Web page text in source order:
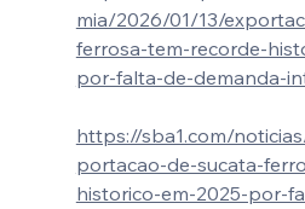
mia/2026/01/13/
ferrosa-tem-recorde-
por-falta-de-demanda-
https://sba1.com/
portacao-de-sucata-
historico-em-2025-por-